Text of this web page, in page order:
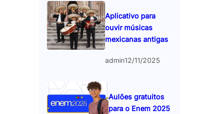
Aplicativo para
ouvir músicas
mexicanas antigas
admin12/11/2025
Aulões gratuitos
para o Enem 2025